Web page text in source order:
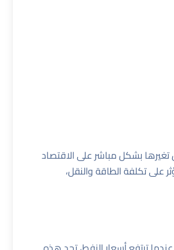
تغيرها بشكل مباشر على الاقتصاد
على تكلفة الطاقة والنقل،